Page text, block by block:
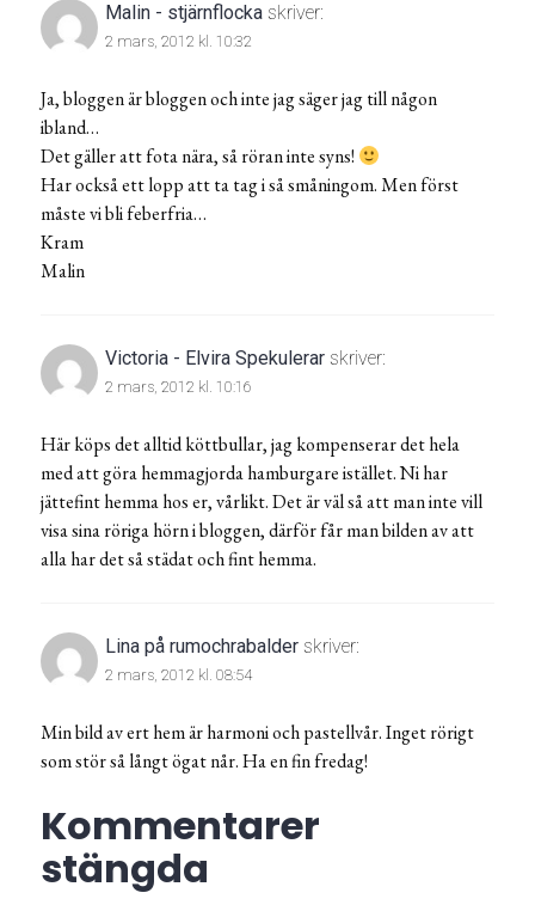
Malin - stjärnflocka skriver:
2 mars, 2012 kl. 10:32
Ja, bloggen är bloggen och inte jag säger jag till någon
ibland…
Det gäller att fota nära, så röran inte syns!
Har också ett lopp att ta tag i så småningom. Men först
måste vi bli feberfria…
Kram
Malin
Victoria - Elvira Spekulerar skriver:
2 mars, 2012 kl. 10:16
Här köps det alltid köttbullar, jag kompenserar det hela
med att göra hemmagjorda hamburgare istället. Ni har
jättefint hemma hos er, vårlikt. Det är väl så att man inte vill
visa sina röriga hörn i bloggen, därför får man bilden av att
alla har det så städat och fint hemma.
Lina på rumochrabalder skriver:
2 mars, 2012 kl. 08:54
Min bild av ert hem är harmoni och pastellvår. Inget rörigt
som stör så långt ögat når. Ha en fin fredag!
Kommentarer
stängda